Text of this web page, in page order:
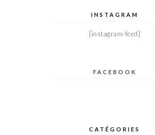
INSTAGRAM
[instagram-feed]
FACEBOOK
CATÉGORIES